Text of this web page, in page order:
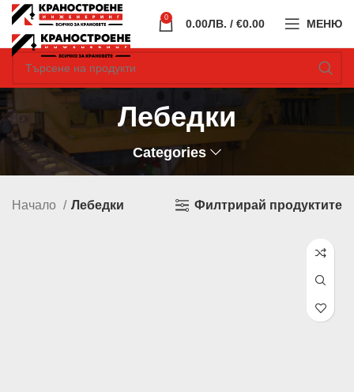
0 0.00ЛВ. / €0.00 МЕНЮ
Лебедки
Categories
Начало Лебедки Филтрирай продуктите